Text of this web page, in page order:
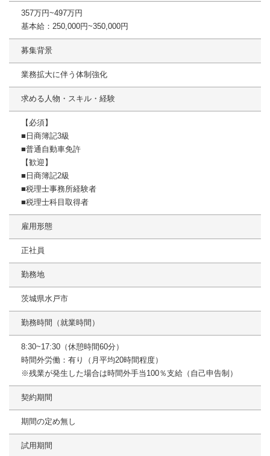
357万円~497万円
基本給：250,000円~350,000円
募集背景
業務拡大に伴う体制強化
求める人物・スキル・経験
【必須】
■日商簿記3級
■普通自動車免許
【歓迎】
■日商簿記2級
■税理士事務所経験者
■税理士科目取得者
雇用形態
正社員
勤務地
茨城県水戸市
勤務時間（就業時間）
8:30~17:30（休憩時間60分）
時間外労働：有り（月平均20時間程度）
※残業が発生した場合は時間外手当100％支給（自己申告制）
契約期間
期間の定め無し
試用期間